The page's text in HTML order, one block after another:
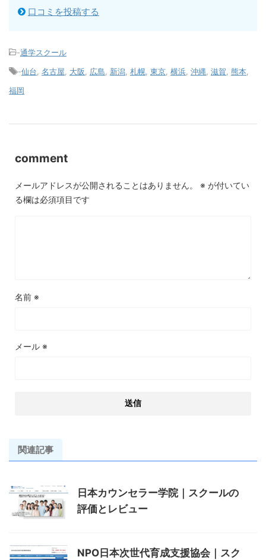
口コミを投稿する
-通学スクール
-仙台 名古屋 大阪 広島 新潟 札幌 東京 横浜 沖縄 滋賀 熊本
福岡
comment
メールアドレスが公開されることはありません。 ※ が付いてい
る欄は必須項目です
名前 ※
メール ※
関連記事
日本カウンセラー学院｜スクールの
評価とレビュー
NPO日本次世代育成支援協会｜スク